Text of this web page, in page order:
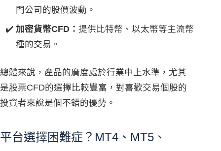
門公司的股價波動。
加密貨幣CFD： 提供比特幣、以太幣等主流幣
種的交易。
總體來說，產品的廣度處於行業中上水準，尤其
是股票CFD的選擇比較豐富，對喜歡交易個股的
投資者來說是個不錯的優勢。
平台選擇困難症？MT4、MT5、